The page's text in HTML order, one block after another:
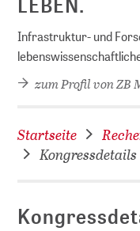
Infrastruktur- und
zum Profil von ZB
Startseite
Kongressdetails